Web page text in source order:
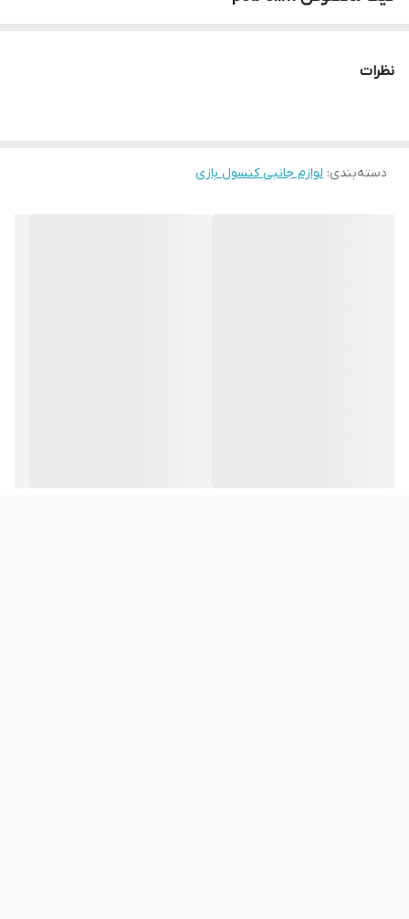
نظرات
دسته‌بندی: لوازم جانبی کنسول بازی